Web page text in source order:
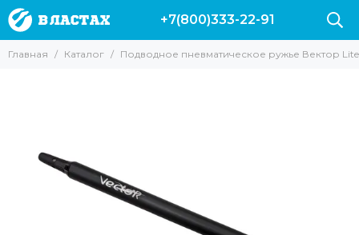
+7(800)333-22-91
Главная Каталог Подводное пневматическое ружье Вектор